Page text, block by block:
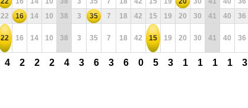
22 16 14 10 38 3 35 7 18 42 15 19 20 30 41 40 36
22 16 14 10 38 3 35 7 18 42 15 19 20 30 41 40 36
4 2 2 2 4 3 6 3 6 0 5 3 1 1 1 1 3